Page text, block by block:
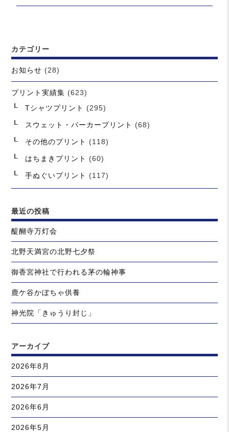
ョ
投
カテゴリー
お知らせ (28)
プリント実績集 (623)
Tシャツプリント
(295)
スウェット・パーカープリント (68)
その他のプリント (118)
はちまきプリント (60)
手ぬぐいプリント (117)
最近の投稿
醍醐寺万灯会
北野天満宮の北野七夕祭
御香宮神社で行われる茅の輪神事
鹿ケ谷かぼちゃ供養
神光院「きゅうり封じ」
アーカイブ
2026年8月
2026年7月
2026年6月
2026年5月